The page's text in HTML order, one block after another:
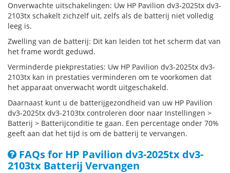
Onverwachte uitschakelingen: Uw HP Pavilion dv3-2025tx dv3-
2103tx schakelt zichzelf uit, zelfs als de batterij niet volledig
leeg is.
Zwelling van de batterij: Dit kan leiden tot het scherm dat van
het frame wordt geduwd.
Verminderde piekprestaties: Uw HP Pavilion dv3-2025tx dv3-
2103tx kan in prestaties verminderen om te voorkomen dat
het apparaat onverwacht wordt uitgeschakeld.
Daarnaast kunt u de batterijgezondheid van uw HP Pavilion
dv3-2025tx dv3-2103tx controleren door naar Instellingen >
Batterij > Batterijconditie te gaan. Een percentage onder 70%
geeft aan dat het tijd is om de batterij te vervangen.
FAQs for HP Pavilion dv3-2025tx dv3-
2103tx Batterij Vervangen